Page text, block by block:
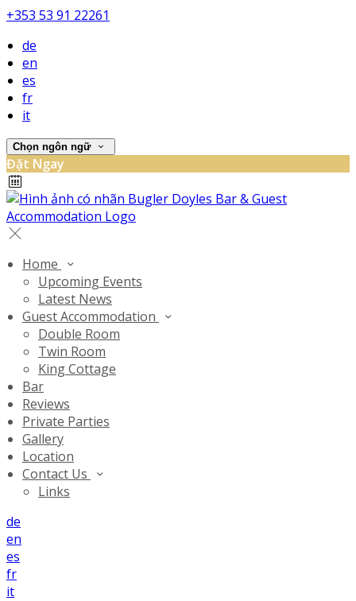
+353 53 91 22261
de
en
es
fr
it
Chọn ngôn ngữ
Đặt Ngay
Home
Upcoming Events
Latest News
Guest Accommodation
Double Room
Twin Room
King Cottage
Bar
Reviews
Private Parties
Gallery
Location
Contact Us
Links
de
en
es
fr
it